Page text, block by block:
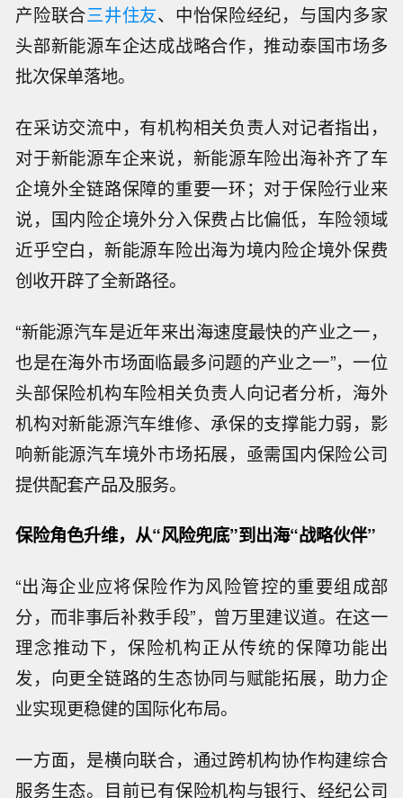
产险联合三井住友、中怡保险经纪，与国内多家
头部新能源车企达成战略合作，推动泰国市场多
批次保单落地。
在采访交流中，有机构相关负责人对记者指出，
对于新能源车企来说，新能源车险出海补齐了车
企境外全链路保障的重要一环；对于保险行业来
说，国内险企境外分入保费占比偏低，车险领域
近乎空白，新能源车险出海为境内险企境外保费
创收开辟了全新路径。
“新能源汽车是近年来出海速度最快的产业之一，
也是在海外市场面临最多问题的产业之一”，一位
头部保险机构车险相关负责人向记者分析，海外
机构对新能源汽车维修、承保的支撑能力弱，影
响新能源汽车境外市场拓展，亟需国内保险公司
提供配套产品及服务。
保险角色升维，从“风险兜底”到出海“战略伙伴”
“出海企业应将保险作为风险管控的重要组成部
分，而非事后补救手段”，曾万里建议道。在这一
理念推动下，保险机构正从传统的保障功能出
发，向更全链路的生态协同与赋能拓展，助力企
业实现更稳健的国际化布局。
一方面，是横向联合，通过跨机构协作构建综合
服务生态。目前已有保险机构与银行、经纪公司